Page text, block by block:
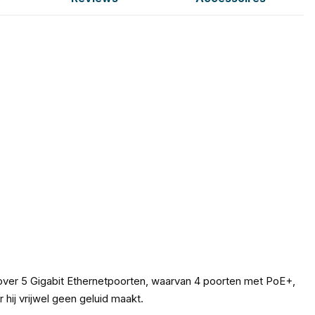
5 Gigabit Ethernetpoorten, waarvan 4 poorten met PoE+,
vrijwel geen geluid maakt.